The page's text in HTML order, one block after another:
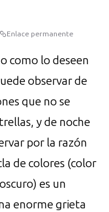
Enlace permanente
como lo deseen
observar de
que no se
y de noche
por la razón
de colores (color
es un
enorme grieta